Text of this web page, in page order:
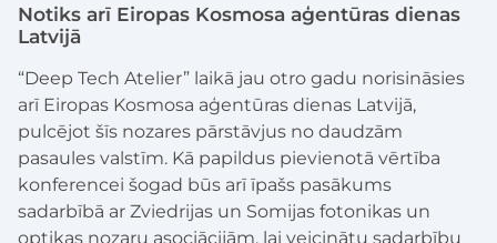
Notiks arī Eiropas Kosmosa aģentūras dienas
Latvijā
“Deep Tech Atelier” laikā jau otro gadu norisināsies
arī Eiropas Kosmosa aģentūras dienas Latvijā,
pulcējot šīs nozares pārstāvjus no daudzām
pasaules valstīm. Kā papildus pievienotā vērtība
konferencei šogad būs arī īpašs pasākums
sadarbībā ar Zviedrijas un Somijas fotonikas un
optikas nozaru asociācijām, lai veicinātu sadarbību